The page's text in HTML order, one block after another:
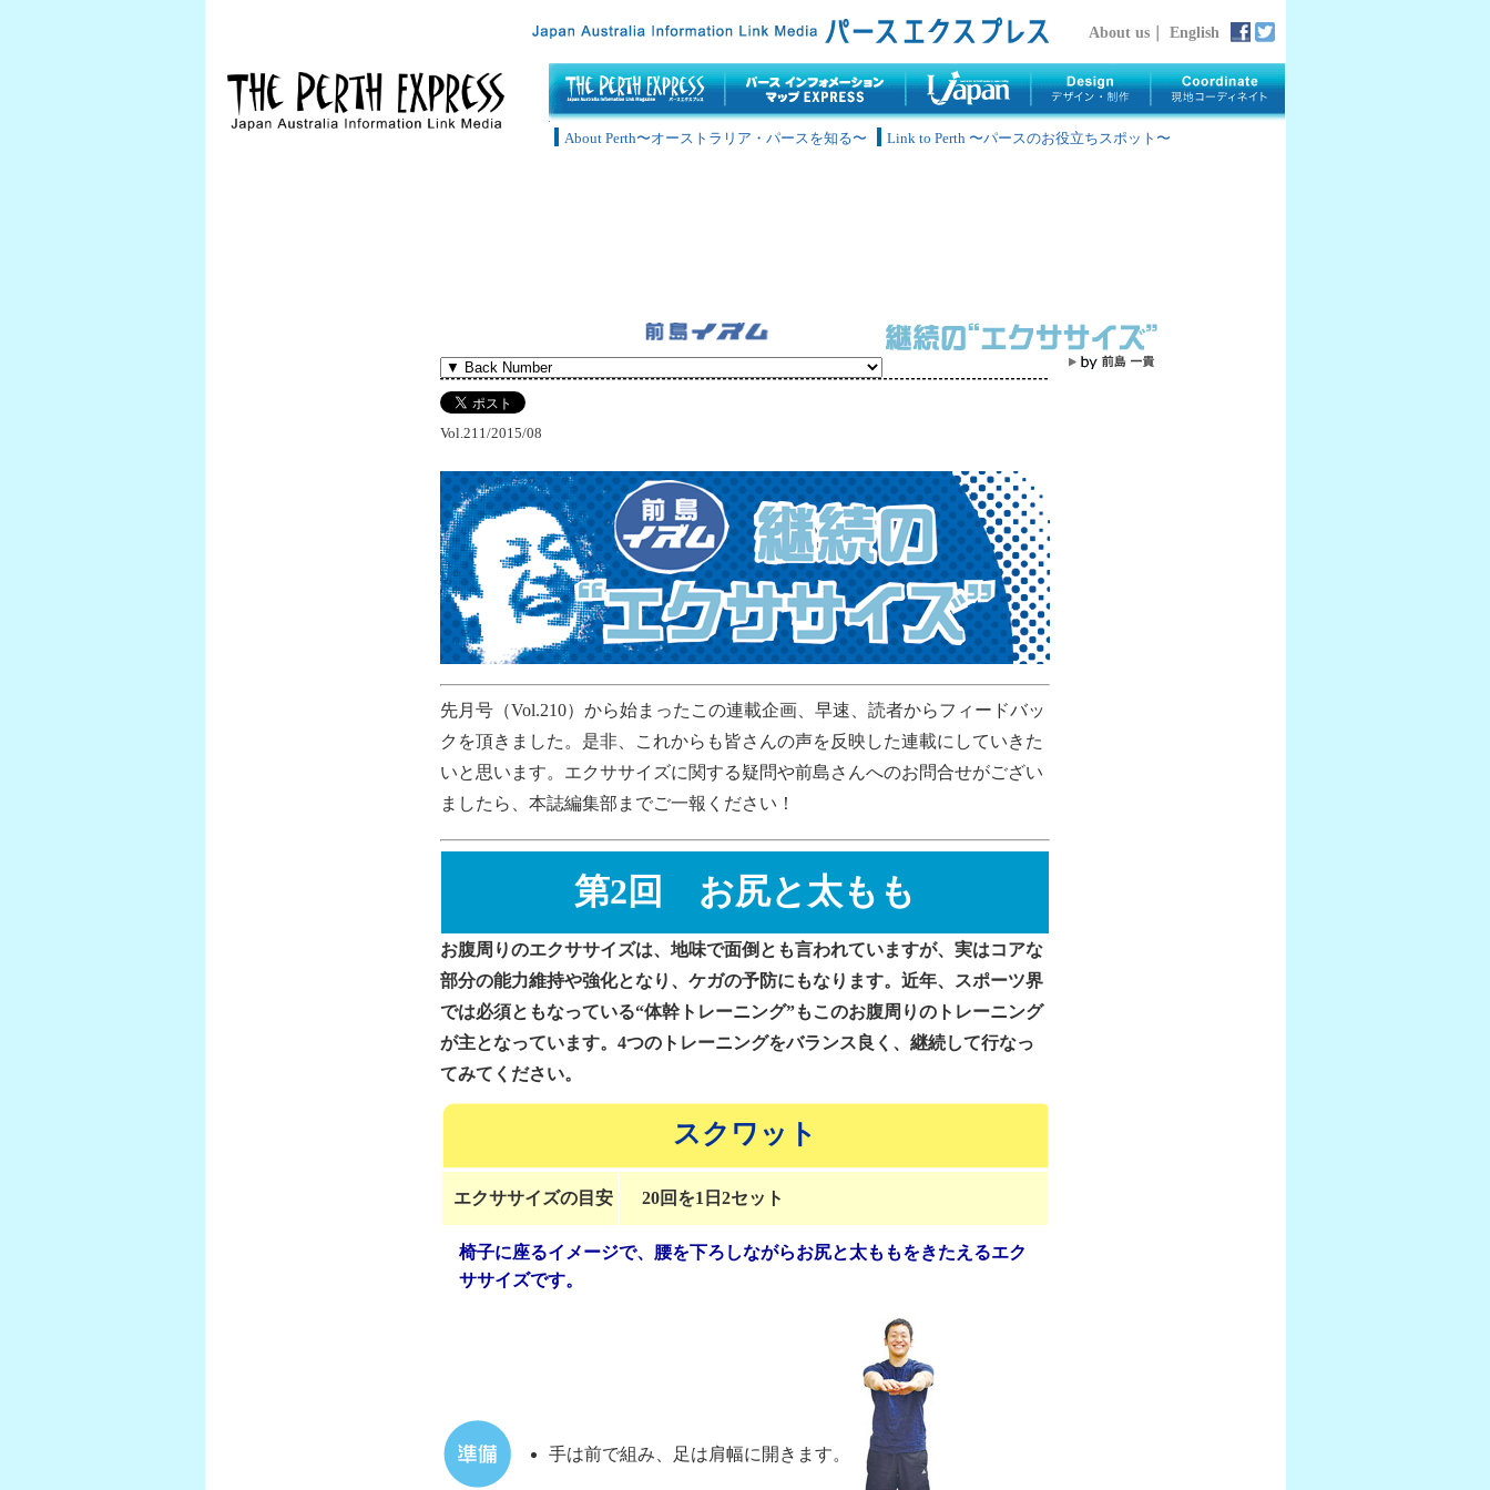
About us｜ English
About Perth〜オーストラリア・パースを知る〜 Link to Perth 〜パースのお役立ちスポット〜
Vol.211/2015/08
先月号（Vol.210）から始まったこの連載企画、早速、読者からフィードバッ
クを頂きました。是非、これからも皆さんの声を反映した連載にしていきた
いと思います。エクササイズに関する疑問や前島さんへのお問合せがござい
ましたら、本誌編集部までご一報ください！
第2回 お尻と太もも
お腹周りのエクササイズは、地味で面倒とも言われていますが、実はコアな
部分の能力維持や強化となり、ケガの予防にもなります。近年、スポーツ界
では必須ともなっている“体幹トレーニング”もこのお腹周りのトレーニング
が主となっています。4つのトレーニングをバランス良く、継続して行なっ
てみてください。
スクワット
エクササイズの目安 20回を1日2セット
椅子に座るイメージで、腰を下ろしながらお尻と太ももをきたえるエク
ササイズです。
手は前で組み、足は肩幅に開きます。